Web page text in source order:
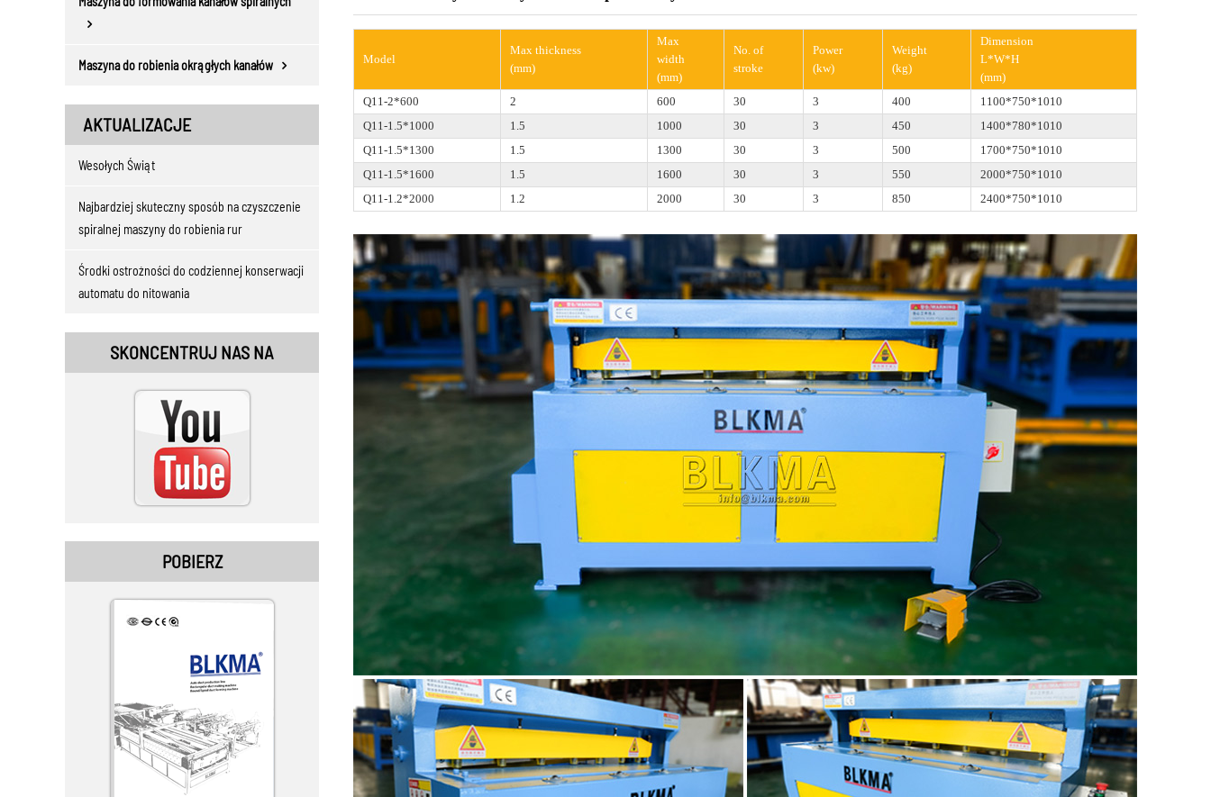
Maszyna do robienia okrągłych kanałów
AKTUALIZACJE
Wesołych Świąt
Najbardziej skuteczny sposób na czyszczenie
spiralnej maszyny do robienia rur
Środki ostrożności do codziennej konserwacji
automatu do nitowania
SKONCENTRUJ NAS NA
POBIERZ
Model
Max thickness
(mm)
Max
width
(mm)
No. of
stroke
Power
(kw)
Weight
(kg)
Dimension
L*W*H
(mm)
Q11-2*600
2 600 30 3 400
1100*750*1010
Q11-1.5*1000
1.5 1000 30 3 450
1400*780*1010
Q11-1.5*1300
1.5 1300 30 3 500
1700*750*1010
Q11-1.5*1600
1.5 1600 30 3 550
2000*750*1010
Q11-1.2*2000
1.2 2000 30 3 850 2400*750*1010